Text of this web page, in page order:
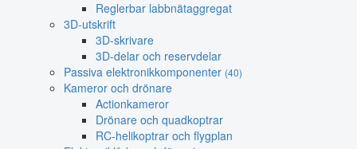
Reglerbar labbnätaggregat
3D-utskrift
3D-skrivare
3D-delar och reservdelar
Passiva elektronikkomponenter (40)
Kameror och drönare
Actionkameror
Drönare och quadkoptrar
RC-helikoptrar och flygplan